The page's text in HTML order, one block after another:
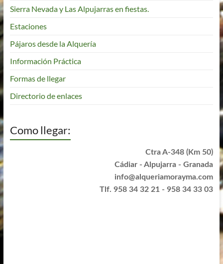
Sierra Nevada y Las Alpujarras en fiestas.
Estaciones
Pájaros desde la Alquería
Información Práctica
Formas de llegar
Directorio de enlaces
Como llegar:
Ctra A-348 (Km 50)
Cádiar - Alpujarra - Granada
info@alqueriamorayma.com
Tlf. 958 34 32 21 - 958 34 33 03